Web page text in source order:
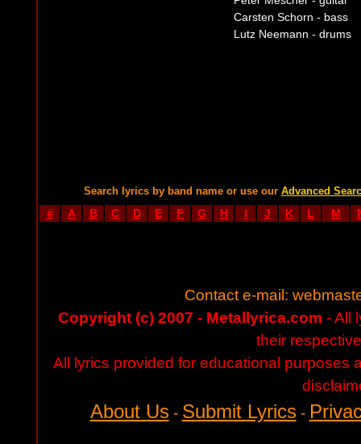
Carsten Schorn - bass
Lutz Neemann - drums
Search lyrics by band name or use our Advanced
# A B C D E F G H I J K L M
Contact e-mail:
Copyright (c) 2007 - Metallyrica.com - All
their
All lyrics provided for educational purposes
About Us- Submit Lyrics-